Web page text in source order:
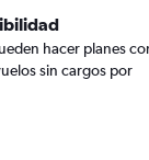
hacer planes
sin cargos por